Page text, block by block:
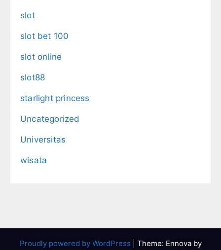
slot
slot bet 100
slot online
slot88
starlight princess
Uncategorized
Universitas
wisata
Proudly powered by WordPress
Theme: Ennova by